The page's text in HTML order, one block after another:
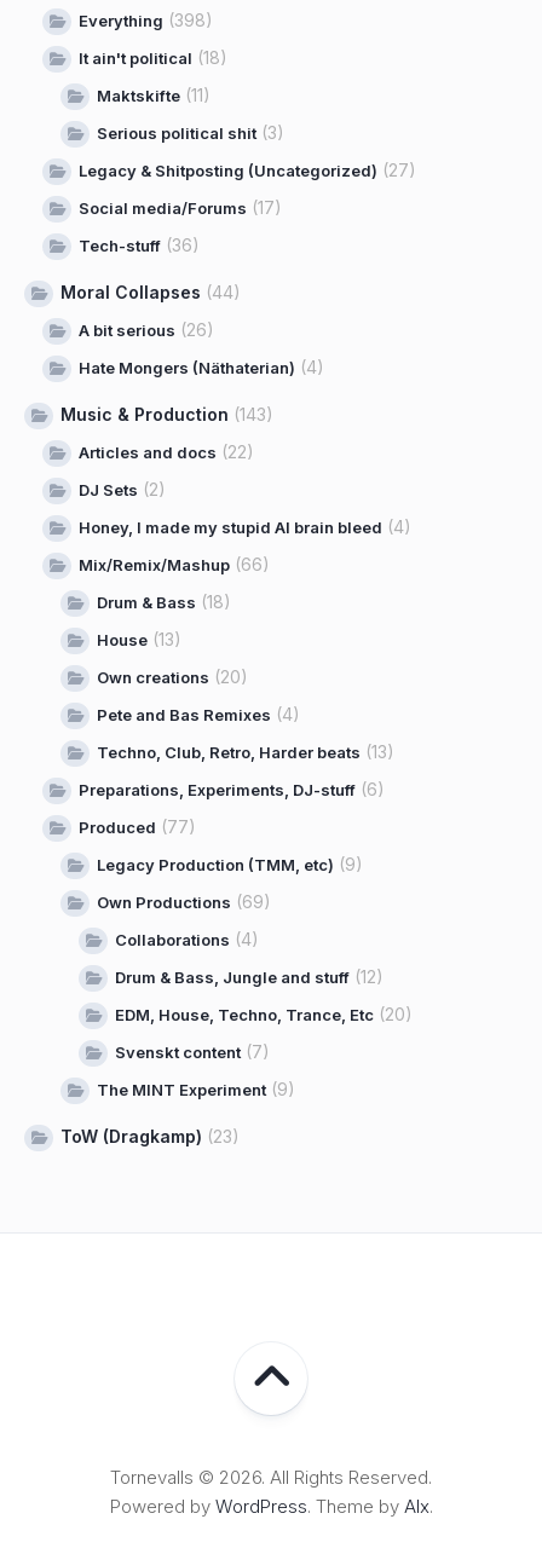
Everything (398)
It ain't political (18)
Maktskifte (11)
Serious political shit(3)
Legacy & Shitposting (Uncategorized) (27)
Social media/Forums (17)
Tech-stuff (36)
Moral Collapses (44)
A bit serious (26)
Hate Mongers (Näthaterian) (4)
Music & Production (143)
Articles and docs (22)
DJ Sets (2)
Honey, I made my stupid AI brain bleed (4)
Mix/Remix/Mashup (66)
Drum & Bass (18)
House (13)
Own creations (20)
Pete and Bas Remixes (4)
Techno, Club, Retro, Harder beats (13)
Preparations, Experiments, DJ-stuff (6)
Produced (77)
Legacy Production (TMM, etc) (9)
Own Productions (69)
Collaborations (4)
Drum & Bass, Jungle and stuff (12)
EDM, House, Techno, Trance, Etc (20)
Svenskt content(7)
The MINT Experiment(9)
ToW (Dragkamp) (23)
Tornevalls © 2026. All Rights Reserved.
Powered by WordPress. Theme by Alx.